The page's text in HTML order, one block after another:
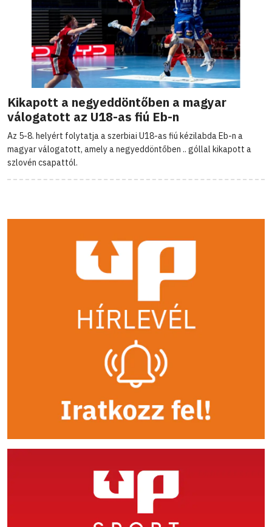
Kikapott a negyeddöntőben a magyar
válogatott az U18-as fiú Eb-n
Az 5-8. helyért folytatja a szerbiai U18-as fiú kézilabda Eb-n a
magyar válogatott, amely a negyeddöntőben .. góllal kikapott a
szlovén csapattól.